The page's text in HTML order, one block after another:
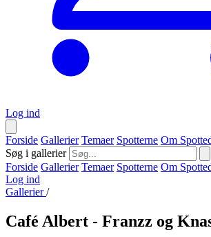
Log ind
Forside Gallerier Temaer Spotterne Om
Søg i gallerier
Forside Gallerier Temaer Spotterne Om
Log ind
Gallerier/
Café Albert - Franzz og